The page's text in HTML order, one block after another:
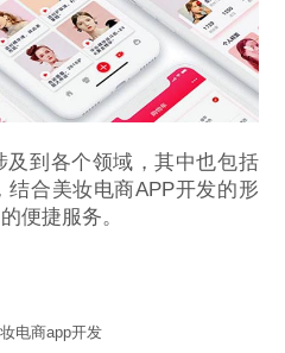
及到各个领域，其中也包括
合美妆电商APP开发的形
便捷服务。
电商app开发